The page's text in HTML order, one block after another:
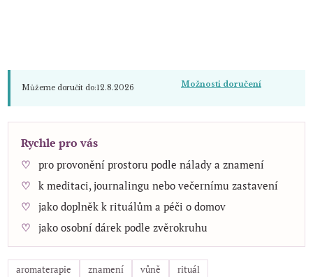
Můžeme doručit do:12.8.2026 Možnosti doručení
Rychle pro vás
pro provonění prostoru podle nálady a znamení
k meditaci, journalingu nebo večernímu zastavení
jako doplněk k rituálům a péči o domov
jako osobní dárek podle zvěrokruhu
aromaterapie znamení vůně rituál